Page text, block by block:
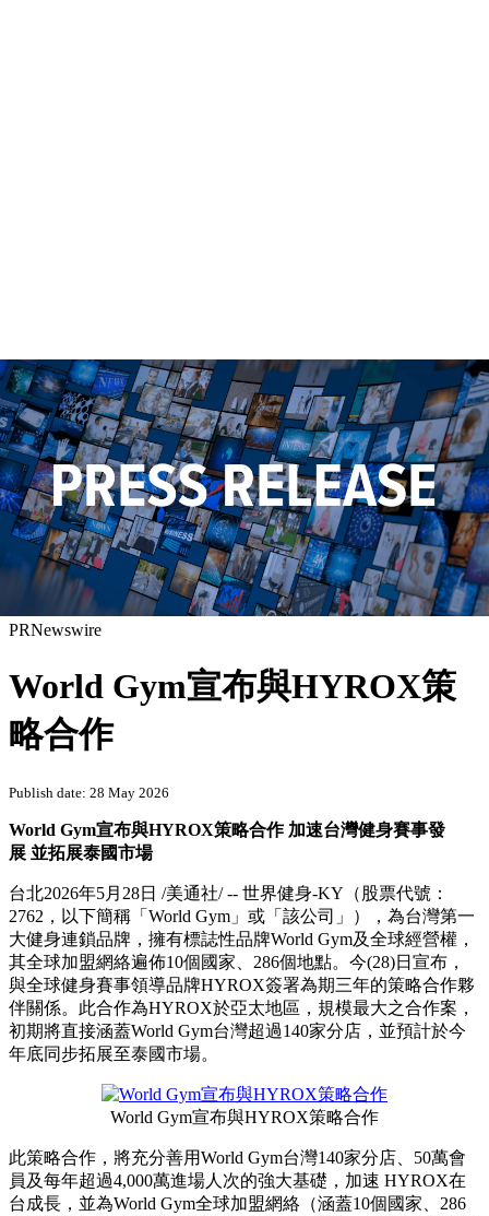
PRNewswire
World Gym宣布與HYROX策
略合作
Publish date: 28 May 2026
World Gym宣布與HYROX策略合作 加速台灣健身賽事發
展 並拓展泰國市場
台北2026年5月28日 /美通社/ -- 世界健身-KY（股票代號：
2762，以下簡稱「World Gym」或「該公司」），為台灣第一
大健身連鎖品牌，擁有標誌性品牌World Gym及全球經營權，
其全球加盟網絡遍佈10個國家、286個地點。今(28)日宣布，
與全球健身賽事領導品牌HYROX簽署為期三年的策略合作夥
伴關係。此合作為HYROX於亞太地區，規模最大之合作案，
初期將直接涵蓋World Gym台灣超過140家分店，並預計於今
年底同步拓展至泰國市場。
World Gym宣布與HYROX策略合作
此策略合作，將充分善用World Gym台灣140家分店、50萬會
員及每年超過4,000萬進場人次的強大基礎，加速 HYROX在
台成長，並為World Gym全球加盟網絡（涵蓋10個國家、286